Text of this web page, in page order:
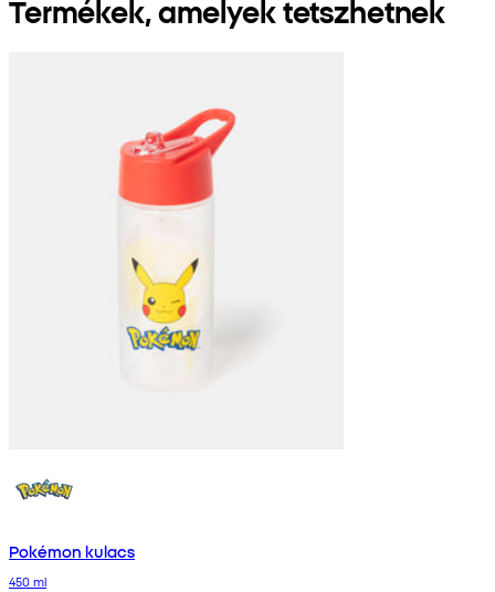
Termékek, amelyek tetszhetnek
Pokémon kulacs
450 ml